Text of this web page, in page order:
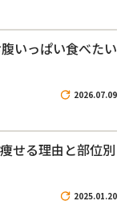
いっぱい食べたい
2026.07.09
せる理由と部位別
2025.01.20